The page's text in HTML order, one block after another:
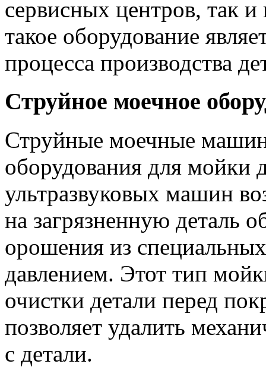
сервисных центров, так
такое оборудование
процесса производства
Струйное моечное
Струйные моечные
оборудования для мойки
ультразвуковых машин
на загрязненную деталь
орошения из
давлением. Этот тип
очистки детали перед
позволяет удалить
с детали.